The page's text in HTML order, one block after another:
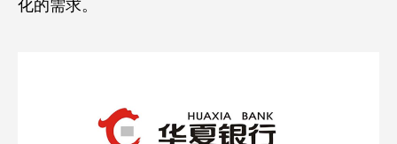
化的需求。